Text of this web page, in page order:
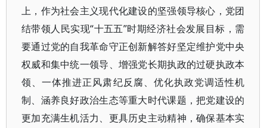
上，作为社会主义现代化建设的坚强领导核心，党团
结带领人民实现“十五五”时期经济社会发展目标，需
要通过党的自我革命守正创新解答好坚定维护党中央
权威和集中统一领导、增强党长期执政的过硬执政本
领、一体推进正风肃纪反腐、优化执政党调适性机
制、涵养良好政治生态等重大时代课题，把党建设的
更加充满生机活力、更具历史主动精神，确保基本实